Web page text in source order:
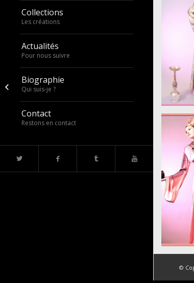
Collections
Les créations
Actualités
Pour nous suivre
Biographie
Qui suis-je ?
Contact
Restons en contact
©
2012